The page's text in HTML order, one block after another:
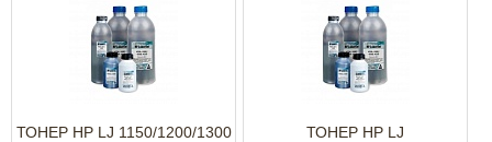
ТОНЕР HP LJ 1150/1200/1300 ТОНЕР HP LJ